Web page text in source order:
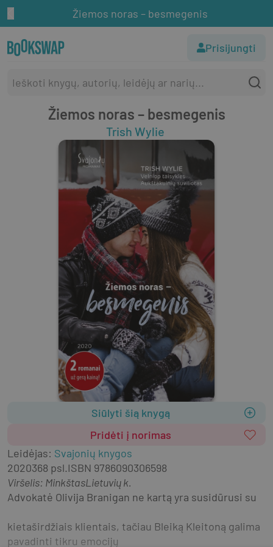
Žiemos noras – besmegenis
Prisijungti
Žiemos noras – besmegenis
Trish Wylie
Siūlyti šią knygą
Pridėti į norimas
Leidėjas: Svajonių knygos
2020368 psl.ISBN 9786090306598
Viršelis: MinkštasLietuvių k.
Advokatė Olivija Branigan ne kartą yra susidūrusi su
kietaširdžiais klientais, tačiau Bleiką Kleitoną galima
pavadinti tikru emocijų